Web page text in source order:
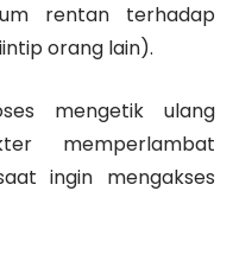
rentan terhadap
orang lain).
mengetik ulang
memperlambat
ingin mengakses